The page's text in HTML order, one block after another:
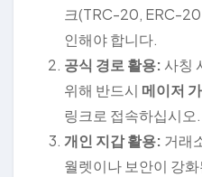
크(TRC-20, ERC-20
인해야 합니다.
공식 경로 활용: 사칭
위해 반드시 메이저
링크로 접속하십시오.
개인 지갑 활용: 거래
월렛이나 보안이 강